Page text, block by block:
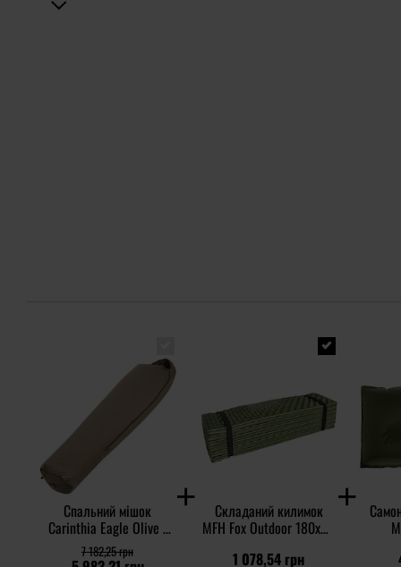
Спальний мішок
Carinthia Eagle Olive -
Лівий
7 182,25 грн
Складаний килимок
MFH Fox Outdoor 180x58
1 078,54 грн